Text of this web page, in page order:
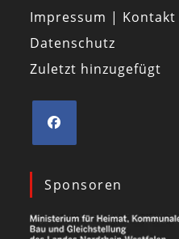
Impressum | Kontakt
Datenschutz
Zuletzt hinzugefügt
Sponsoren